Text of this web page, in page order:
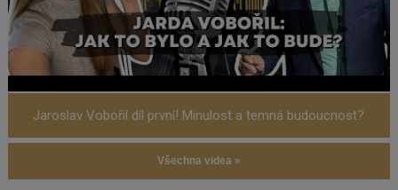
Jaroslav Vobořil díl první! Minulost a temná budoucnost?
Všechna videa »